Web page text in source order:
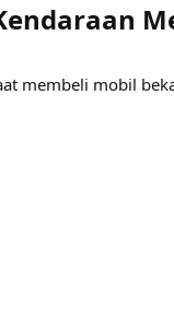
membeli mobil